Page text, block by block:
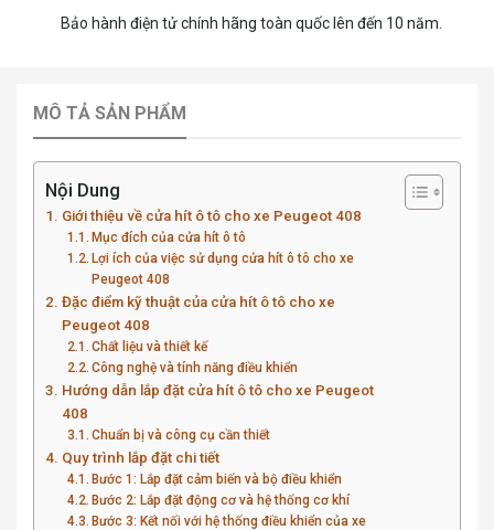
Bảo hành điện tử chính hãng toàn quốc lên đến 10 năm.
MÔ TẢ SẢN PHẨM
Nội Dung
Giới thiệu về cửa hít ô tô cho xe Peugeot 408
Mục đích của cửa hít ô tô
Lợi ích của việc sử dụng cửa hít ô tô cho xe
Peugeot 408
Đặc điểm kỹ thuật của cửa hít ô tô cho xe
Peugeot 408
Chất liệu và thiết kế
Công nghệ và tính năng điều khiển
Hướng dẫn lắp đặt cửa hít ô tô cho xe Peugeot
408
Chuẩn bị và công cụ cần thiết
Quy trình lắp đặt chi tiết
Bước 1: Lắp đặt cảm biến và bộ điều khiển
Bước 2: Lắp đặt động cơ và hệ thống cơ khí
Bước 3: Kết nối với hệ thống điều khiển của xe